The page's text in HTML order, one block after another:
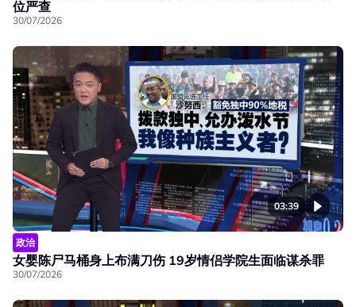
位严查
30/07/2026
03:39
政治
女婴陈尸马桶身上布满刀伤 19岁情侣学院生面临谋杀罪
30/07/2026